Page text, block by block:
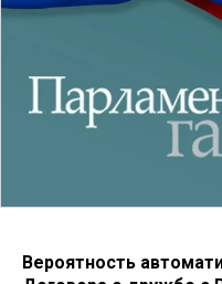
Вероятность